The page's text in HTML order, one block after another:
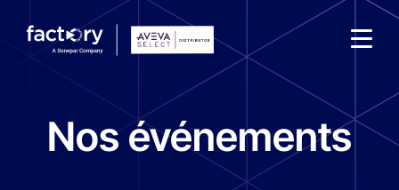
Nos événements